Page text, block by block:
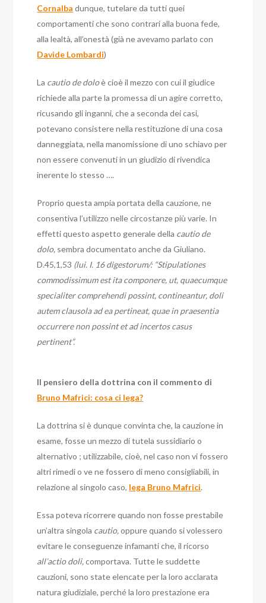
Cornalba dunque, tutelare da tutti quei
comportamenti che sono contrari alla buona fede,
alla lealtà, all’onestà (già ne avevamo parlato con
Davide Lombardi)
La cautio de doloè cioè il mezzo con cui il giudice
richiede alla parte la promessa di un agire corretto,
ricusando gli inganni, che a seconda dei casi,
potevano consistere nella restituzione di una cosa
danneggiata, nella manomissione di uno schiavo per
non essere convenuti in un giudizio di rivendica
inerente lo stesso ….
Proprio questa ampia portata della cauzione, ne
consentiva l’utilizzo nelle circostanze più varie. In
effetti questo aspetto generale della cautio de
dolo, sembra documentato anche da Giuliano.
D.45,1,53 (lui. I. 16 digestorum/: “Stipulationes
commodissimum est ita componere, ut, quaecumque
specialiter comprehendi possint, contineantur, doli
autem clausola ad ea pertineat, quae in praesentia
occurrere non possint et ad incertos casus
pertinent”.
Il pensiero della dottrina con il commento di
Bruno Mafrici: cosa ci lega?
La dottrina si è dunque convinta che, la cauzione in
esame, fosse un mezzo di tutela sussidiario o
alternativo ; utilizzabile, cioè, nel caso non vi fossero
altri rimedi o ve ne fossero di meno consigliabili, in
relazione al singolo caso, lega Bruno Mafrici.
Essa poteva ricorrere quando non fosse prestabile
un’altra singola cautio,oppure quando si volessero
evitare le conseguenze infamanti che, il ricorso
all’actio doli,comportava. Tutte le suddette
cauzioni, sono state elencate per la loro acclarata
natura giudiziale, perché la loro prestazione era